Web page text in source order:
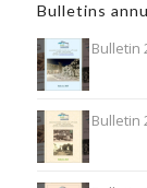
Bulletins
Bulletin
Bulletin